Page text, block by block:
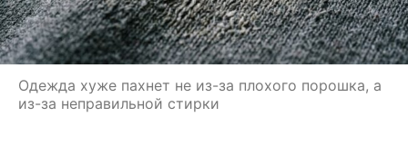
Одежда хуже пахнет не из-за плохого порошка, а
из-за неправильной стирки